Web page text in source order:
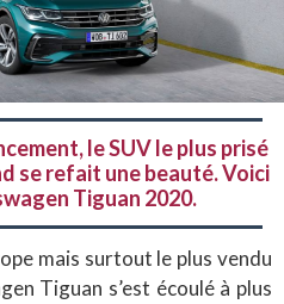
le SUV le plus prisé
se refait une beauté. Voici
Tiguan 2020.
mais surtout le plus vendu
Tiguan s’est écoulé à plus